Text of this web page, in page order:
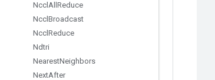
Nccl All Reduce
Nccl Broadcast
Nccl Reduce
Ndtri
NearestNeighbors
NextAfter